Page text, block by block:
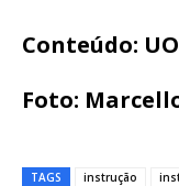
Conteúdo:
Foto:
TAGS instrução